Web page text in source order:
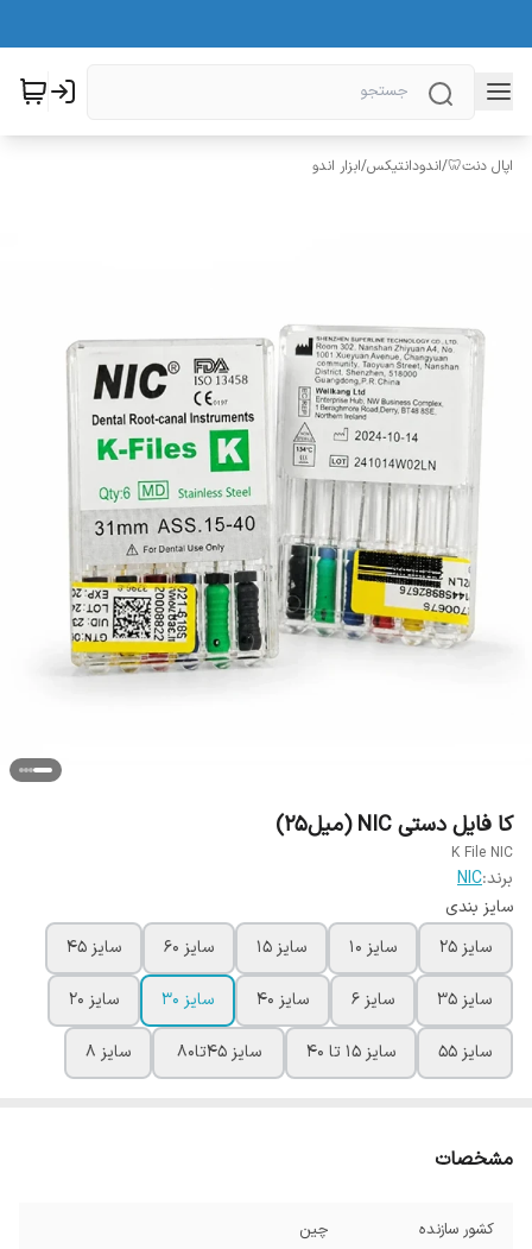
اپال دنت🦷/اندودانتیکس/ابزار اندو
کا فایل دستی NIC (میل25)
K File NIC
برند:NIC
سایز بندی
سایز 25
سایز 10 سایز 15 سایز 60 سایز 45
سایز 35 سایز 6 سایز 40 سایز 30 سایز 20
سایز 55 سایز 15 تا 40 سایز 45تا80 سایز 8
مشخصات
کشور سازنده چین